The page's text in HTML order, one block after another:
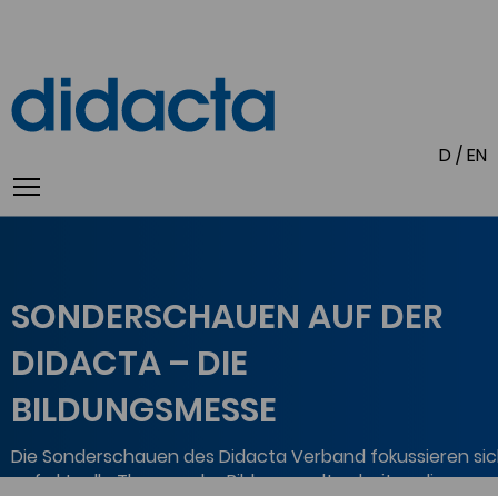
D /EN
SONDERSCHAUEN AUF DER
DIDACTA – DIE
BILDUNGSMESSE
Die Sonderschauen des Didacta Verband fokussieren
auf aktuelle Themen der Bildungswelt, arbeiten diese